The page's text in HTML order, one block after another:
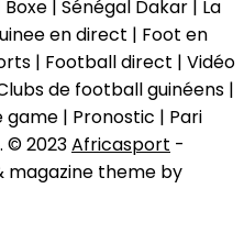
| Sénégal Dakar | La
en direct | Foot en
| Football direct | Vidéo
de football guinéens |
game | Pronostic | Pari
© 2023Africasport -
magazine theme by